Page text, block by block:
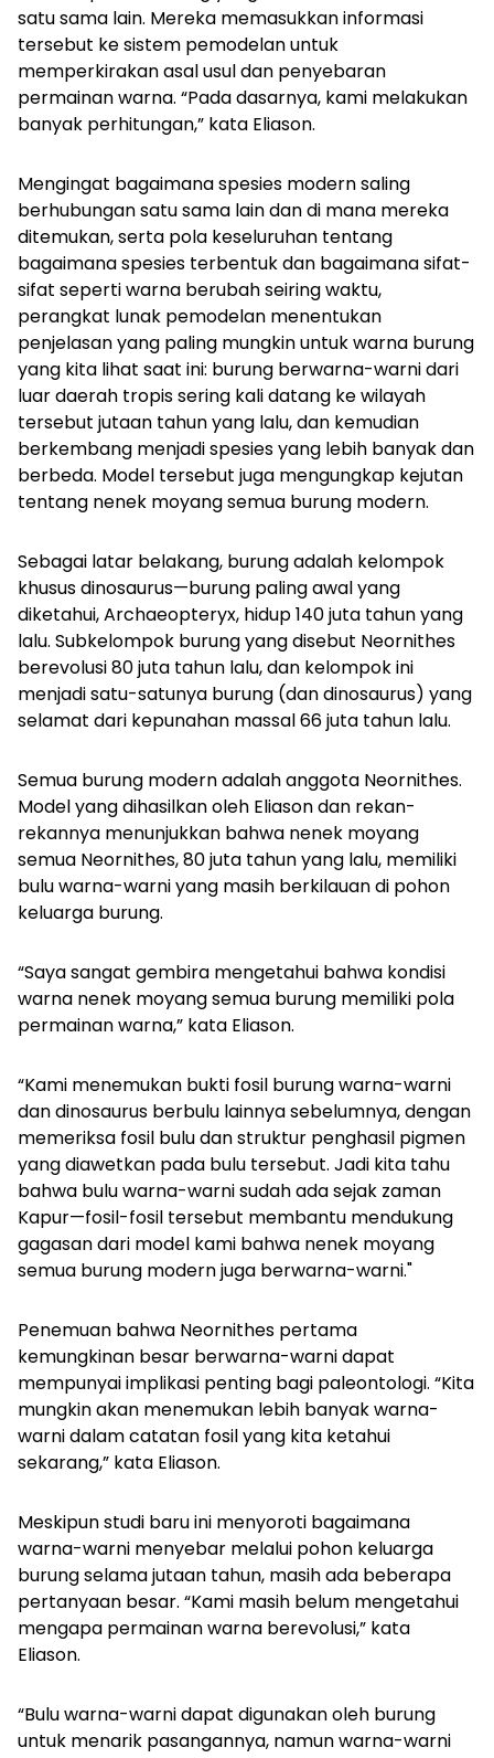
satu sama lain. Mereka memasukkan informasi
tersebut ke sistem pemodelan untuk
memperkirakan asal usul dan penyebaran
permainan warna. “Pada dasarnya, kami melakukan
banyak perhitungan,” kata Eliason.
Mengingat bagaimana spesies modern saling
berhubungan satu sama lain dan di mana mereka
ditemukan, serta pola keseluruhan tentang
bagaimana spesies terbentuk dan bagaimana sifat-
sifat seperti warna berubah seiring waktu,
perangkat lunak pemodelan menentukan
penjelasan yang paling mungkin untuk warna burung
yang kita lihat saat ini: burung berwarna-warni dari
luar daerah tropis sering kali datang ke wilayah
tersebut jutaan tahun yang lalu, dan kemudian
berkembang menjadi spesies yang lebih banyak dan
berbeda. Model tersebut juga mengungkap kejutan
tentang nenek moyang semua burung modern.
Sebagai latar belakang, burung adalah kelompok
khusus dinosaurus—burung paling awal yang
diketahui,Archaeopteryx, hidup 140 juta tahun yang
lalu. Subkelompok burung yang disebut Neornithes
berevolusi 80 juta tahun lalu, dan kelompok ini
menjadi satu-satunya burung (dan dinosaurus) yang
selamat dari kepunahan massal 66 juta tahun lalu.
Semua burung modern adalah anggota Neornithes.
Model yang dihasilkan oleh Eliason dan rekan-
rekannya menunjukkan bahwa nenek moyang
semua Neornithes, 80 juta tahun yang lalu, memiliki
bulu warna-warni yang masih berkilauan di pohon
keluarga burung.
“Saya sangat gembira mengetahui bahwa kondisi
warna nenek moyang semua burung memiliki pola
permainan warna,” kata Eliason.
“Kami menemukan bukti fosil burung warna-warni
dan dinosaurus berbulu lainnya sebelumnya, dengan
memeriksa fosil bulu dan struktur penghasil pigmen
yang diawetkan pada bulu tersebut. Jadi kita tahu
bahwa bulu warna-warni sudah ada sejak zaman
Kapur—fosil-fosil tersebut membantu mendukung
gagasan dari model kami bahwa nenek moyang
semua burung modern juga berwarna-warni."
Penemuan bahwa Neornithes pertama
kemungkinan besar berwarna-warni dapat
mempunyai implikasi penting bagi paleontologi. “Kita
mungkin akan menemukan lebih banyak warna-
warni dalam catatan fosil yang kita ketahui
sekarang,” kata Eliason.
Meskipun studi baru ini menyoroti bagaimana
warna-warni menyebar melalui pohon keluarga
burung selama jutaan tahun, masih ada beberapa
pertanyaan besar. “Kami masih belum mengetahui
mengapa permainan warna berevolusi,” kata
Eliason.
“Bulu warna-warni dapat digunakan oleh burung
untuk menarik pasangannya, namun warna-warni